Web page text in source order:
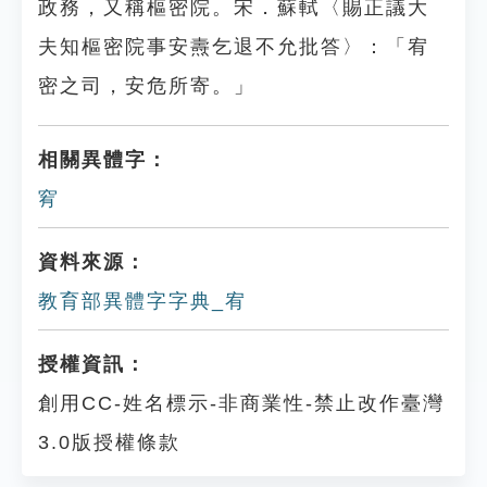
政務，又稱樞密院。宋．蘇軾〈賜正議大
夫知樞密院事安燾乞退不允批答〉：「宥
密之司，安危所寄。」
相關異體字：
䆜
資料來源：
教育部異體字字典_宥
授權資訊：
創用CC-姓名標示-非商業性-禁止改作臺灣
3.0版授權條款